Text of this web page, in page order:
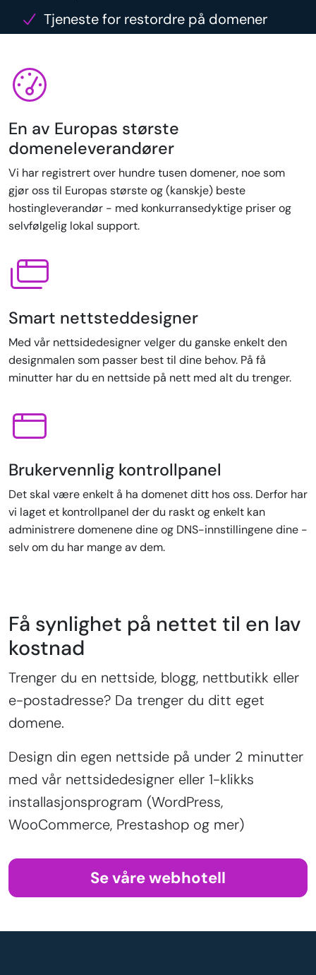
Tjeneste for restordre på domener
En av Europas største
domeneleverandører
Vi har registrert over hundre tusen domener, noe som
gjør oss til Europas største og (kanskje) beste
hostingleverandør - med konkurransedyktige priser og
selvfølgelig lokal support.
Smart nettsteddesigner
Med vår nettsidedesigner velger du ganske enkelt den
designmalen som passer best til dine behov. På få
minutter har du en nettside på nett med alt du trenger.
Brukervennlig kontrollpanel
Det skal være enkelt å ha domenet ditt hos oss. Derfor har
vi laget et kontrollpanel der du raskt og enkelt kan
administrere domenene dine og DNS-innstillingene dine -
selv om du har mange av dem.
Få synlighet på nettet til en lav
kostnad
Trenger du en nettside, blogg, nettbutikk eller
e-postadresse? Da trenger du ditt eget
domene.
Design din egen nettside på under 2 minutter
med vår nettsidedesigner eller 1-klikks
installasjonsprogram (WordPress,
WooCommerce, Prestashop og mer)
Se våre webhotell